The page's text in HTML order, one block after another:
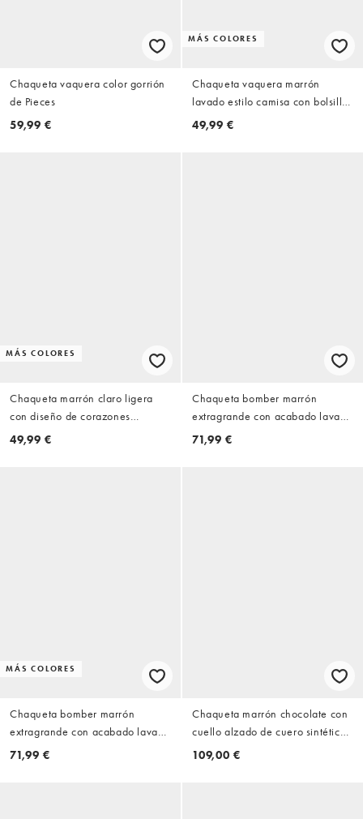
Chaqueta vaquera color gorrión
de Pieces
59,99 €
MÁS COLORES
Chaqueta vaquera marrón
lavado estilo camisa con bolsillos
delanteros de Vero Moda
49,99 €
MÁS COLORES
Chaqueta marrón claro ligera
con diseño de corazones
guateados de ONLY
49,99 €
Chaqueta bomber marrón
extragrande con acabado lavado
de tejido efecto cuero de ASOS
71,99 €
MÁS COLORES
Chaqueta bomber marrón
extragrande con acabado lavado
de tejido efecto cuero de ASOS
71,99 €
Chaqueta marrón chocolate con
cuello alzado de cuero sintético
de ASOS DESIGN
109,00 €